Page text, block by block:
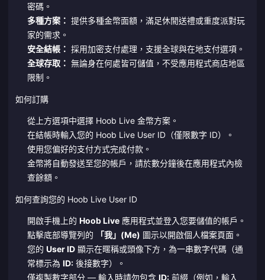
密碼。
多種方案： 提供多種金幣面額，滿足休閒送禮或重度派對玩
家的需求。
安全結帳： 採用加密支付處理，支援全球與在地支付選項。
全球存取： 無論身在何處皆可儲值，不受應用程式商店地區
限制。
如何訂購
從上方選項中選擇 Hoob Live 金幣方案。
在結帳時輸入您的 Hoob Live User ID（僅限數字 ID）。
使用您偏好的支付方式完成付款。
金幣將自動發送至您的帳戶，請於數分鐘後在應用程式內檢
查餘額。
如何查詢您的 Hoob Live User ID
開啟手機上的 Hoob Live應用程式並登入您要儲值的帳戶。
點擊底部導覽列的
「我」(Me) 圖示以開啟個人檔案頁面。
您的 User ID顯示在暱稱或頭像下方，為一串數字代碼（通
常標示為 ID:後接數字）。
僅複製數字部分 — 輸入時請勿包含 ID:前綴（例如，輸入